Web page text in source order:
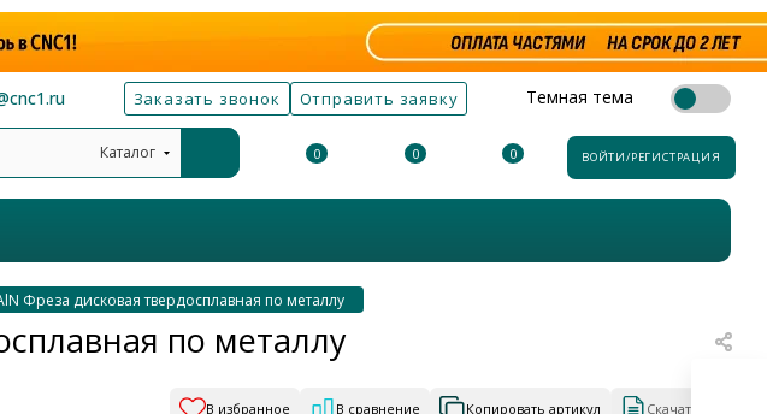
Заказать звонок Отправить заявку Темная тема
Каталог 0 0 0 ВОЙТИ/РЕГИСТРАЦИЯ
по металлу
Фреза дисковая твердосплавная по металлу
В избранное В сравнение Копировать артикул Скачать КП